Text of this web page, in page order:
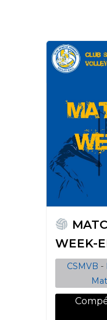
WEEK-
CSMVB -